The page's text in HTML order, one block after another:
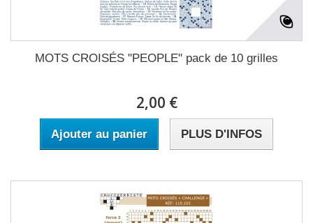
MOTS CROISÉS "PEOPLE" pack de 10 grilles
2,00 €
Ajouter au panier PLUS D'INFOS